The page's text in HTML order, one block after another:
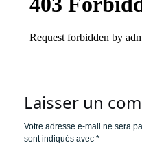
Laisser un
Votre adresse e-mail ne sera
sont indiqués avec *